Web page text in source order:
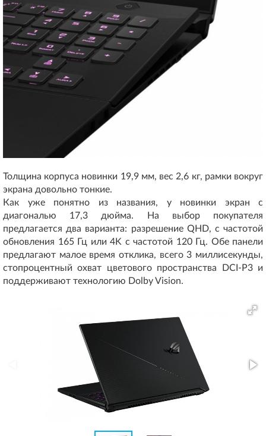
Толщина корпуса новинки 19,9 мм, вес 2,6 кг, рамки вокруг
экрана довольно тонкие.
Как уже понятно из названия, у новинки экран с
диагональю 17,3 дюйма. На выбор покупателя
предлагается два варианта: разрешение QHD, с частотой
обновления 165 Гц или 4K с частотой 120 Гц. Обе панели
предлагают малое время отклика, всего 3 миллисекунды,
стопроцентный охват цветового пространства DCI-P3 и
поддерживают технологию Dolby Vision.